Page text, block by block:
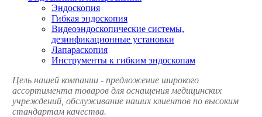
Эндоскопия
Гибкая эндоскопия
Видеоэндоскопические системы,
дезинфикационные установки
Лапараскопия
Инструменты к гибким эндоскопам
Цель нашей компании - предложение широкого
ассортимента товаров для оснащения медицинских
учреждений, обслуживание наших клиентов по высоким
стандартам качества.